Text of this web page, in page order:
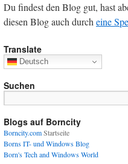
Du findest den Blog gut, hast
diesen Blog auch durcheine
Translate
Deutsch
Suchen
Blogs auf Borncity
Borncity.comStartseite
Borns IT- und Windows Blog
Born's Tech and Windows World